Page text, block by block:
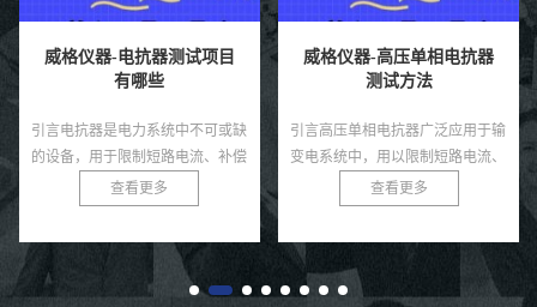
威格仪器-电抗器测试项目
有哪些
引言电抗器是电力系统中不可或缺
的设备，用于限制短路电流、补偿
无功功率和滤除谐波，广泛应用于
变电站、输配电网络和工业电力系
查看更多
威格仪器-高压单相电抗器
测试方法
引言高压单相电抗器广泛应用于输
变电系统中，用以限制短路电流、
滤除谐波、稳定系统电压等。由于
其运行环境电压等级较高、电气绝
经...
查看更多